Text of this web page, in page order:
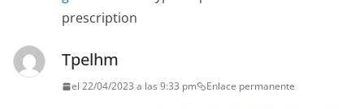
prescription
Tpelhm
el 22/04/2023 a las 9:33 pm Enlace permanente